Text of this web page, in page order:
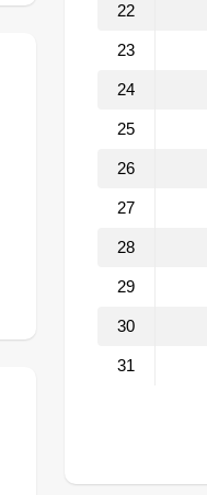
22
23
24
25
26
27
28
29
30
31